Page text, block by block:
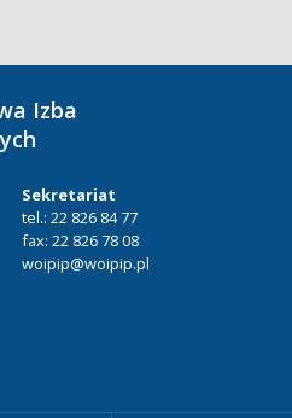
Izba
Sekretariat
tel.: 22 826 84 77
fax: 22 826 78 08
woipip@woipip.pl